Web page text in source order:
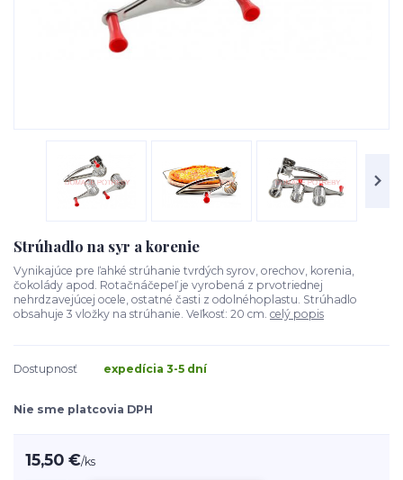
Strúhadlo na syr a korenie
Vynikajúce pre ľahké strúhanie tvrdých syrov, orechov, korenia,
čokolády apod. Rotačnáčepeľ je vyrobená z prvotriednej
nehrdzavejúcej ocele, ostatné časti z odolnéhoplastu. Strúhadlo
obsahuje 3 vložky na strúhanie. Veľkosť: 20 cm. celý popis
Dostupnosť expedícia 3-5 dní
Nie sme platcovia DPH
15,50 €/ks